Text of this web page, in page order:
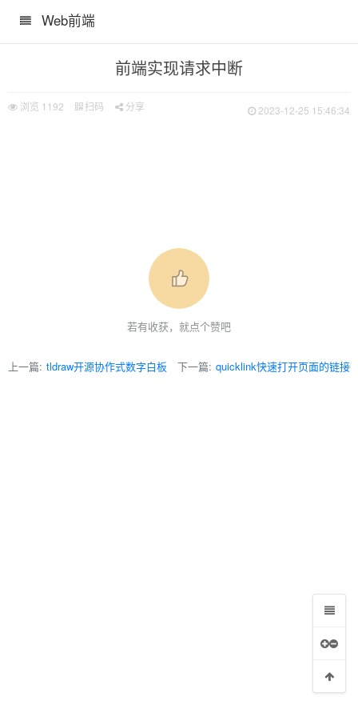
Web前端
前端实现请求中断
浏览 1192 扫码 分享 2023-12-25 15:46:34
若有收获，就点个赞吧
上一篇: tldraw开源协作式数字白板 下一篇: quicklink快速打开页面的链接